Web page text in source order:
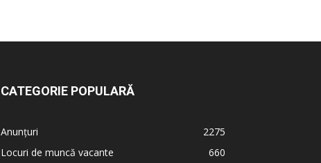
CATEGORIE POPULARĂ
Anunțuri
2275
Locuri de muncă vacante
660